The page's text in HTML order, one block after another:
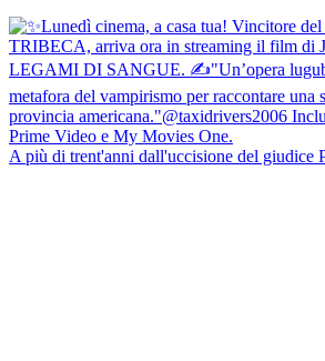
A più di trent'anni dall'uccisione del giudice